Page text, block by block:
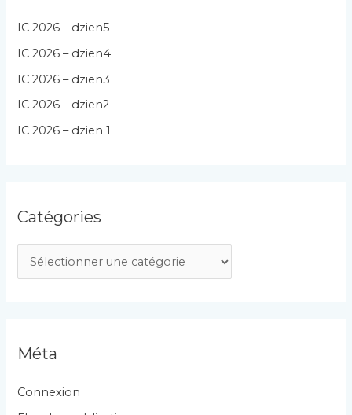
IC 2026 – dzien5
IC 2026 – dzien4
IC 2026 – dzien3
IC 2026 – dzien2
IC 2026 – dzien 1
Catégories
a
g
r
Méta
Connexion